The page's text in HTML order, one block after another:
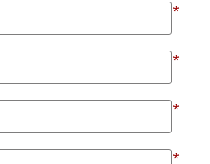
*
*
*
*